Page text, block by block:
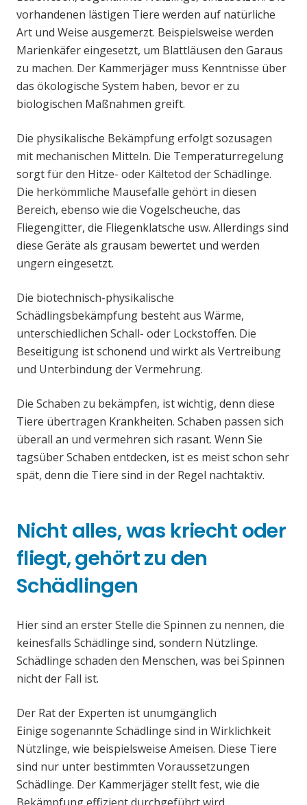
vorhandenen lästigen Tiere werden auf natürliche
Art und Weise ausgemerzt. Beispielsweise werden
Marienkäfer eingesetzt, um Blattläusen den Garaus
zu machen. Der Kammerjäger muss Kenntnisse über
das ökologische System haben, bevor er zu
biologischen Maßnahmen greift.
Die physikalische Bekämpfung erfolgt sozusagen
mit mechanischen Mitteln. Die Temperaturregelung
sorgt für den Hitze- oder Kältetod der Schädlinge.
Die herkömmliche Mausefalle gehört in diesen
Bereich, ebenso wie die Vogelscheuche, das
Fliegengitter, die Fliegenklatsche usw. Allerdings sind
diese Geräte als grausam bewertet und werden
ungern eingesetzt.
Die biotechnisch-physikalische
Schädlingsbekämpfung besteht aus Wärme,
unterschiedlichen Schall- oder Lockstoffen. Die
Beseitigung ist schonend und wirkt als Vertreibung
und Unterbindung der Vermehrung.
Die Schaben zu bekämpfen, ist wichtig, denn diese
Tiere übertragen Krankheiten. Schaben passen sich
überall an und vermehren sich rasant. Wenn Sie
tagsüber Schaben entdecken, ist es meist schon sehr
spät, denn die Tiere sind in der Regel nachtaktiv.
Nicht alles, was kriecht oder
fliegt, gehört zu den
Schädlingen
Hier sind an erster Stelle die Spinnen zu nennen, die
keinesfalls Schädlinge sind, sondern Nützlinge.
Schädlinge schaden den Menschen, was bei Spinnen
nicht der Fall ist.
Der Rat der Experten ist unumgänglich
Einige sogenannte Schädlinge sind in Wirklichkeit
Nützlinge, wie beispielsweise Ameisen. Diese Tiere
sind nur unter bestimmten Voraussetzungen
Schädlinge. Der Kammerjäger stellt fest, wie die